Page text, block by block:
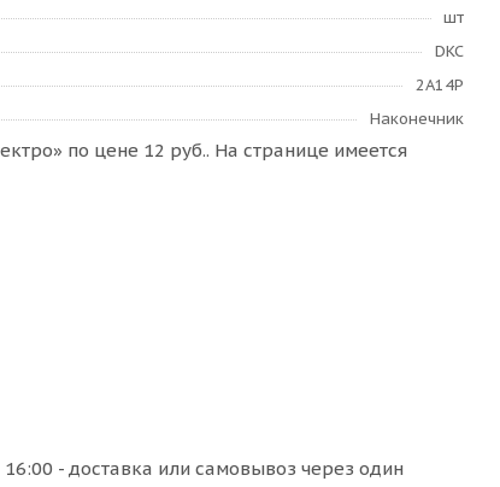
шт
DKC
2A14P
Наконечник
по цене 12 руб.. На странице имеется
- доставка или самовывоз через один